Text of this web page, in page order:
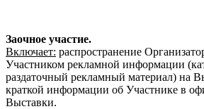
Заочное участие.
Включает: распространение
Участником рекламной информации
раздаточный рекламный материал) на
краткой информации об Участнике в
Выставки.